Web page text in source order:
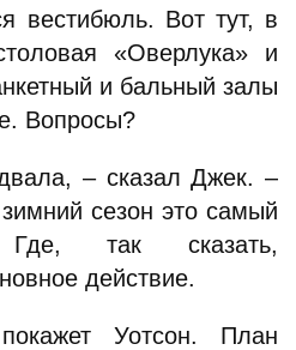
вестибюль. Вот тут, в
«Оверлука» и
и бальный залы
Вопросы?
– сказал Джек. –
сезон это самый
так сказать,
действие.
Уотсон. План